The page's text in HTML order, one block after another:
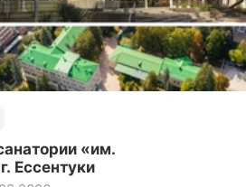
Ривьера», Анапа
4 900руб.
«им.
Ессентуки